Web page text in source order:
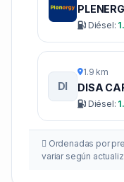
Diésel:
DI
1.9 km
DISA
Diésel:
Ordenadas por
variar según